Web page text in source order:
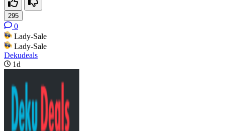
295
0
Lady-Sale
Lady-Sale
Dekudeals
1d